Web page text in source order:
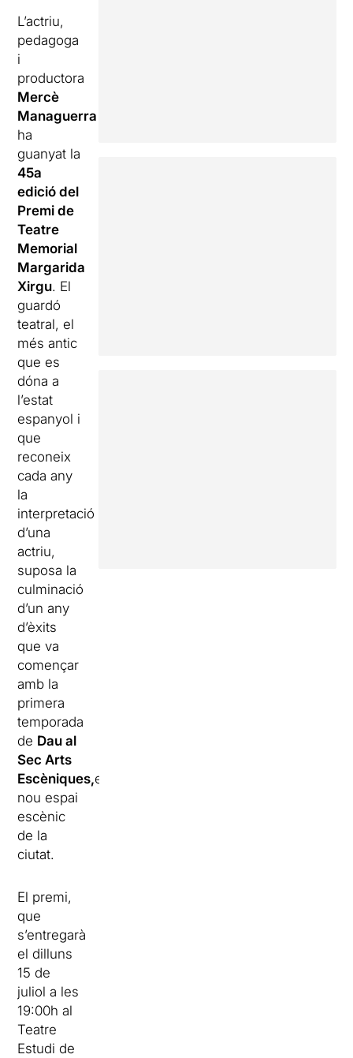
L’actriu,
pedagoga
i
productora
Mercè
Managuerra
ha
guanyat la
45a
edició del
Premi de
Teatre
Memorial
Margarida
Xirgu. El
guardó
teatral, el
més antic
que es
dóna a
l’estat
espanyol i
que
reconeix
cada any
la
interpretació
d’una
actriu,
suposa la
culminació
d’un any
d’èxits
que va
començar
amb la
primera
temporada
de Dau al
Sec Arts
Escèniques,el
nou espai
escènic
de la
ciutat.
El premi,
que
s’entregarà
el dilluns
15 de
juliol a les
19:00h al
Teatre
Estudi de